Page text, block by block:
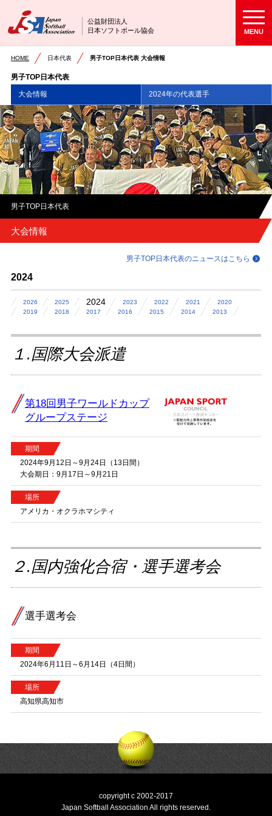
公益財団法人
日本ソフトボール協会
MENU
HOME 日本代表 男子TOP日本代表 大会情報
男子TOP日本代表
大会情報
2024年の代表選手
男子TOP日本代表
大会情報
男子TOP日本代表のニュースはこちら
2024
2026 2025 2024 2023 2022 2021
2020
2019
2018 2017 2016 2015 2014 2013
１.国際大会派遣
第18回男子ワールドカップ
グループステージ
期間
2024年9月12日～9月24日（13日間）
大会期日：9月17日～9月21日
場所
アメリカ・オクラホマシティ
２.国内強化合宿・選手選考会
選手選考会
期間
2024年6月11日～6月14日（4日間）
場所
高知県高知市
copyright c 2002-2017
Japan Softball Association All rights reserved.